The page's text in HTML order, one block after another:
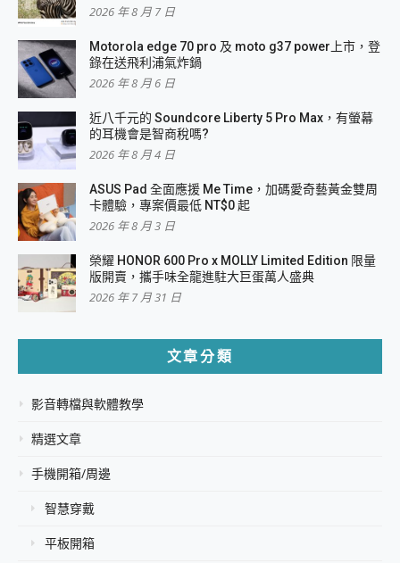
2026 年 8 月 7 日
Motorola edge 70 pro 及 moto g37 power上市，登
錄在送飛利浦氣炸鍋
2026 年 8 月 6 日
近八千元的 Soundcore Liberty 5 Pro Max，有螢幕
的耳機會是智商稅嗎?
2026 年 8 月 4 日
ASUS Pad 全面應援 Me Time，加碼愛奇藝黃金雙周
卡體驗，專案價最低 NT$0 起
2026 年 8 月 3 日
榮耀 HONOR 600 Pro x MOLLY Limited Edition 限量
版開賣，攜手味全龍進駐大巨蛋萬人盛典
2026 年 7 月 31 日
文章分類
影音轉檔與軟體教學
精選文章
手機開箱/周邊
智慧穿戴
平板開箱